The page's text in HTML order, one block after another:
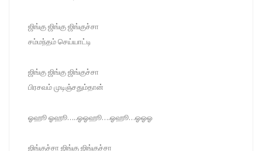
ஜிங்கு ஜிங்கு ஜிங்குச்சா
சம்மந்தம் செய்யாட்டி
ஜிங்கு ஜிங்கு ஜிங்குச்சா
பிரசவம் முடிஞ்சதும்தான்
ஓஹூ ஓஹூ…..ஓஓஹூ….ஓஹூ…ஓஓஓ
ஜிங்குச்சா ஜிங்கு ஜிங்குச்சா